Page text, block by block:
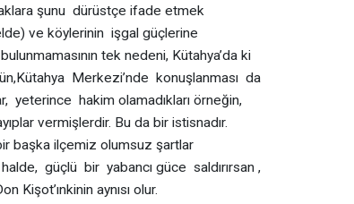
şunu dürüstçe ifade etmek
ve köylerinin işgal güçlerine
tek nedeni, Kütahya’da ki
Merkezi’nde konuşlanması da
yeterince hakim olamadıkları örneğin,
vermişlerdir. Bu da bir istisnadır.
başka ilçemiz olumsuz şartlar
güçlü bir yabancı güce saldırırsan ,
Kişot’ınkinin aynısı olur.